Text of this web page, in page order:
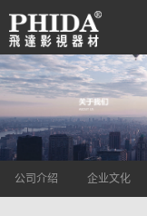
公司介绍 企业文化